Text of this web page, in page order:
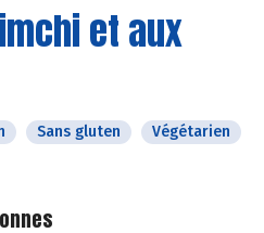
et aux
Sans gluten
Végétarien